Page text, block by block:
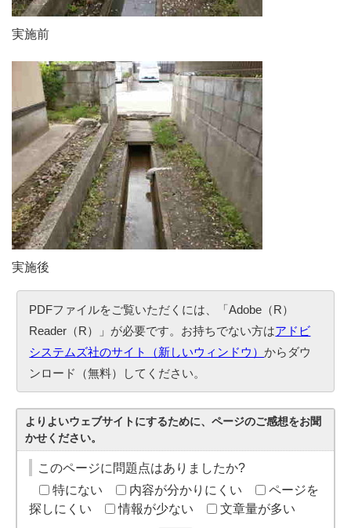
実施前
実施後
PDFファイルをご覧いただくには、「Adobe（R）
Reader（R）」が必要です。お持ちでない方はアドビ
システムズ社のサイト（新しいウィンドウ）からダウ
ンロード（無料）してください。
よりよいウェブサイトにするために、ページのご感想をお聞
かせください。
このページに問題点はありましたか?
特にない
内容が分かりにくい
ページを
探しにくい
情報が少ない 文章量が多い